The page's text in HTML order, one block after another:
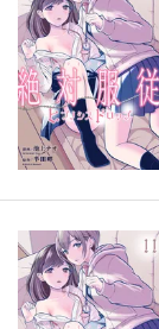
ポイント
ポイント